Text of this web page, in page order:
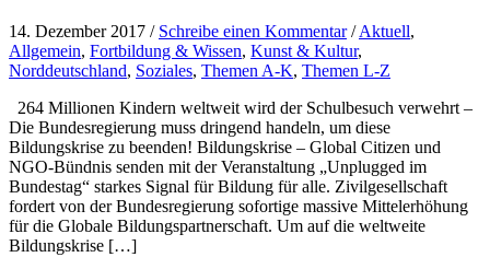
14. Dezember 2017 / Schreibe einen Kommentar /Aktuell,
Allgemein, Fortbildung & Wissen, Kunst & Kultur,
Norddeutschland, Soziales, Themen A-K, Themen L-Z
264 Millionen Kindern weltweit wird der Schulbesuch verwehrt –
Die Bundesregierung muss dringend handeln, um diese
Bildungskrise zu beenden! Bildungskrise – Global Citizen und
NGO-Bündnis senden mit der Veranstaltung „Unplugged im
Bundestag“ starkes Signal für Bildung für alle. Zivilgesellschaft
fordert von der Bundesregierung sofortige massive Mittelerhöhung
für die Globale Bildungspartnerschaft. Um auf die weltweite
Bildungskrise […]